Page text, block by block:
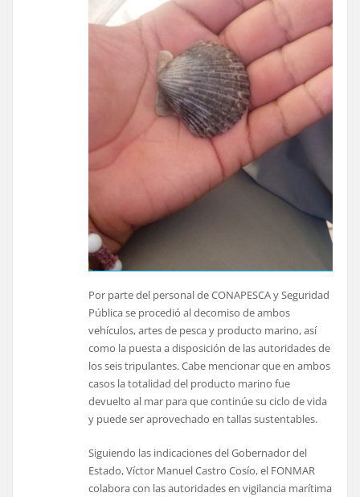
Por parte del personal de CONAPESCA y Seguridad
Pública se procedió al decomiso de ambos
vehículos, artes de pesca y producto marino, así
como la puesta a disposición de las autoridades de
los seis tripulantes. Cabe mencionar que en ambos
casos la totalidad del producto marino fue
devuelto al mar para que continúe su ciclo de vida
y puede ser aprovechado en tallas sustentables.
Siguiendo las indicaciones del Gobernador del
Estado, Víctor Manuel Castro Cosío, el FONMAR
colabora con las autoridades en vigilancia marítima